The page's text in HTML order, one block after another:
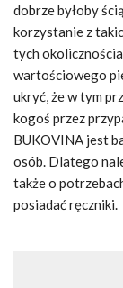
dobrze byłoby
korzystanie z
tych
wartościowego
ukryć, że w tym
kogoś przez
BUKOVINA jest
osób. Dlatego
także o
posiadać ręczniki.